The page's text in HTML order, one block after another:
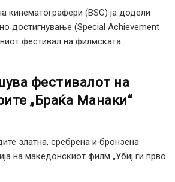
кинематографери (BSC) ја додели
достигнување (Special Achievement
фестивал на филмската ...
фестивалот на
„Браќа Манаки“
златна, сребрена и бронзена
на македонскиот филм „Убиј ги прво